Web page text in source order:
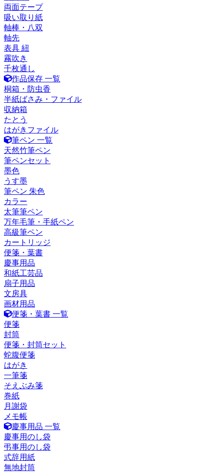
両面テープ
吸い取り紙
軸棒・八双
軸先
表具 紐
霧吹き
千枚通し
作品保存 一覧
桐箱・防虫香
半紙ばさみ・ファイル
収納箱
たとう
はがきファイル
筆ペン 一覧
天然竹筆ペン
筆ペンセット
墨色
うす墨
筆ペン 朱色
カラー
太筆筆ペン
万年毛筆・手紙ペン
高級筆ペン
カートリッジ
便箋・葉書
慶事用品
和紙工芸品
扇子用品
文房具
画材用品
便箋・葉書 一覧
便箋
封筒
便箋・封筒セット
蛇腹便箋
はがき
一筆箋
そえぶみ箋
巻紙
月謝袋
メモ帳
慶事用品 一覧
慶事用のし袋
弔事用のし袋
式辞用紙
無地封筒